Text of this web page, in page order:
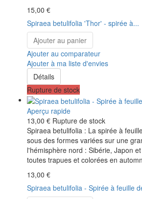
15,00 €
Spiraea betulifolia 'Thor' - spirée à...
Ajouter au panier
Ajouter au comparateur
Ajouter à ma liste d'envies
Détails
Rupture de stock
Aperçu rapide
13,00 € Rupture de stock
Spiraea betulifolia : La spirée à
sous des formes variées sur une
l'hémisphère nord : Sibérie, Japon
toutes trapues et colorées en
13,00 €
Spiraea betulifolia - Spirée à feuille